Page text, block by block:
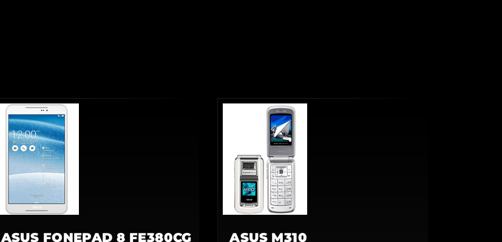
ASUS FONEPAD 8 FE380CG ASUS M310